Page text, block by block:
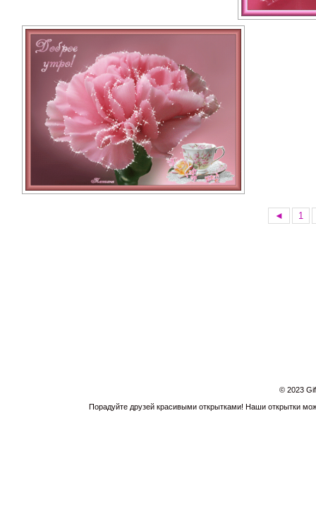
◄ 1
© 2023
Порадуйте друзей красивыми открытками! Наши открытки